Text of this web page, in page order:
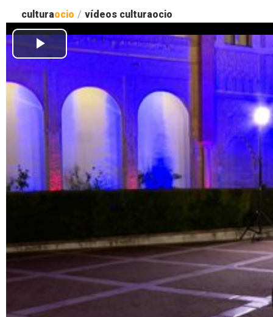
culturaocio / vídeos culturaocio